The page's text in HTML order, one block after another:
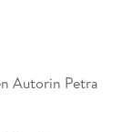
Um das
Markus ihre
Autorin Petra